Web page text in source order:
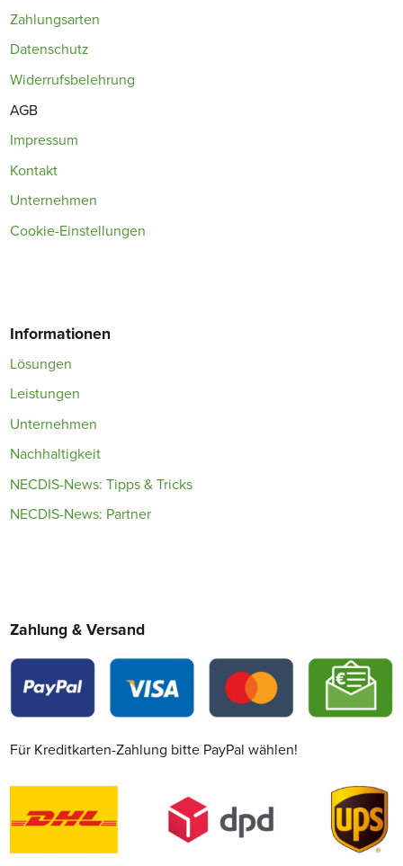
Zahlungsarten
Datenschutz
Widerrufsbelehrung
AGB
Impressum
Kontakt
Unternehmen
Cookie-Einstellungen
Informationen
Lösungen
Leistungen
Unternehmen
Nachhaltigkeit
NECDIS-News: Tipps & Tricks
NECDIS-News: Partner
Zahlung & Versand
Für Kreditkarten-Zahlung bitte PayPal wählen!